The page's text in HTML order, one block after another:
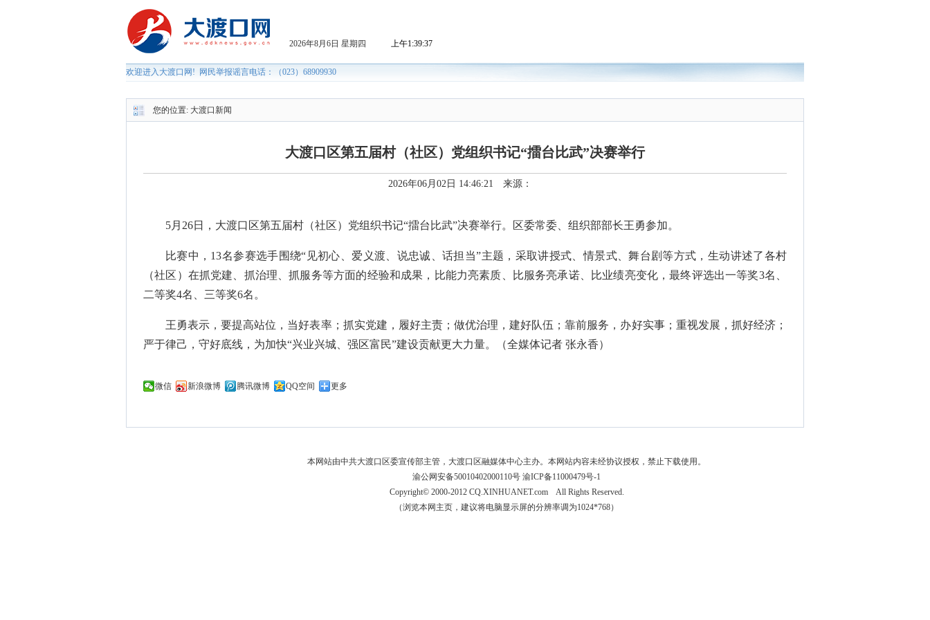
您的位置: 大渡口新闻
大渡口区第五届村（社区）党组织书记“擂台比武”决赛举行
2026年06月02日 14:46:21 来源：
5月26日，大渡口区第五届村（社区）党组织书记“擂台比武”决赛举行。区委常委、组织部部长王勇参加。
比赛中，13名参赛选手围绕“见初心、爱义渡、说忠诚、话担当”主题，采取讲授式、情景式、舞台剧等方式，生动讲述了各村
（社区）在抓党建、抓治理、抓服务等方面的经验和成果，比能力亮素质、比服务亮承诺、比业绩亮变化，最终评选出一等奖3名、
二等奖4名、三等奖6名。
王勇表示，要提高站位，当好表率；抓实党建，履好主责；做优治理，建好队伍；靠前服务，办好实事；重视发展，抓好经济；
严于律己，守好底线，为加快“兴业兴城、强区富民”建设贡献更大力量。（全媒体记者 张永香）
微信 新浪微博 腾讯微博 QQ空间 更多